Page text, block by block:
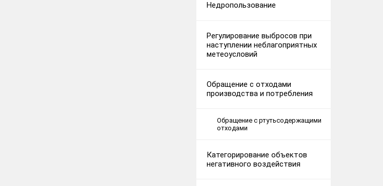
Недропользование
Регулирование выбросов при
наступлении неблагоприятных
метеоусловий
Обращение с отходами
производства и потребления
Обращение с ртутьсодержащими
отходами
Категорирование объектов
негативного воздействия